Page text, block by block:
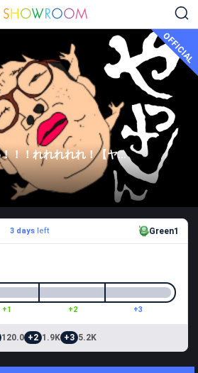
OFFICIAL
やっさん先生こんにちわ！！！れれれれれ！【ヤスコウチナオヤ】
3 daysleft Green1
+1 +2 +3
120.0 +2 1.9K +3 5.2K